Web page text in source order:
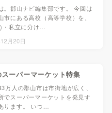
。郡山ナビ編集部です。 今回は
市にある高校（高等学校）を、
私立に分け…
月20日
ーパーマーケット特集
万人の郡山市は市街地が広く、
でスーパーマーケットを発見す
ります。 いつ…